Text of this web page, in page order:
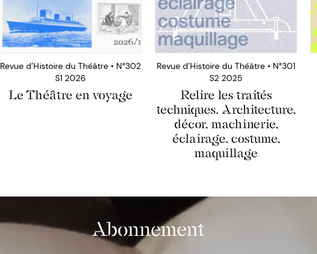
Revue d’Histoire du Théâtre • N°302
S1 2026
Le Théâtre en voyage
Revue d’Histoire du Théâtre • N°301
S2 2025
Relire les traités
techniques. Architecture,
décor, machinerie,
éclairage, costume,
maquillage
Abonnement